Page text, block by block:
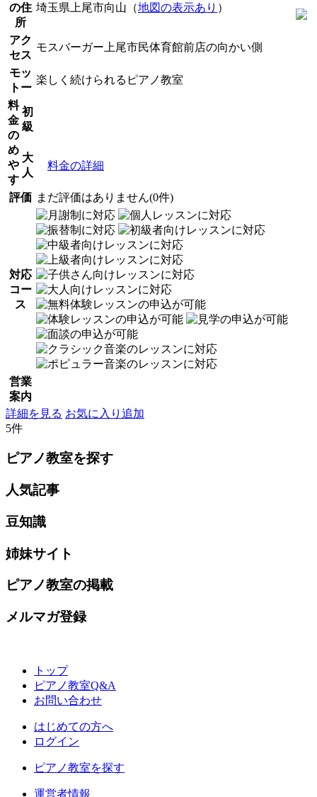
の住
所
埼玉県上尾市向山（地図の表示あり ）
アク
セス
モスバーガー上尾市民体育館前店の向かい側
モッ
トー
楽しく続けられるピアノ教室
料
金
の
め
や
す
初
級
大
人
料金の詳細
評価 まだ評価はありません(0件)
対応
コー
ス
営業
案内
詳細を見る お気に入り追加
5件
ピアノ教室を探す
人気記事
豆知識
姉妹サイト
ピアノ教室の掲載
メルマガ登録
トップ
ピアノ教室Q&A
お問い合わせ
はじめての方へ
ログイン
ピアノ教室を探す
運営者情報